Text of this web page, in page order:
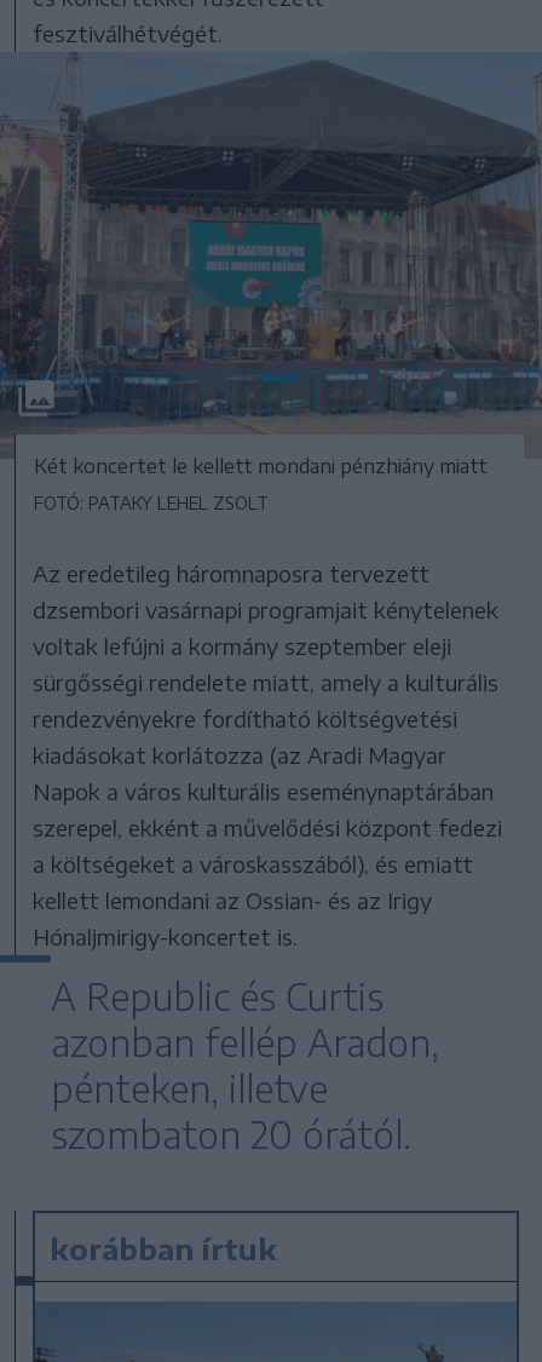
fesztiválhétvégét.
Két koncertet le kellett mondani pénzhiány miatt
FOTÓ: PATAKY LEHEL ZSOLT
Az eredetileg háromnaposra tervezett
dzsembori vasárnapi programjait kénytelenek
voltak lefújni a kormány szeptember eleji
sürgősségi rendelete miatt, amely a kulturális
rendezvényekre fordítható költségvetési
kiadásokat korlátozza (az Aradi Magyar
Napok a város kulturális eseménynaptárában
szerepel, ekként a művelődési központ fedezi
a költségeket a városkasszából), és emiatt
kellett lemondani az Ossian- és az Irigy
Hónaljmirigy-koncertet is.
A Republic és Curtis
azonban fellép Aradon,
pénteken, illetve
szombaton 20 órától.
korábban írtuk